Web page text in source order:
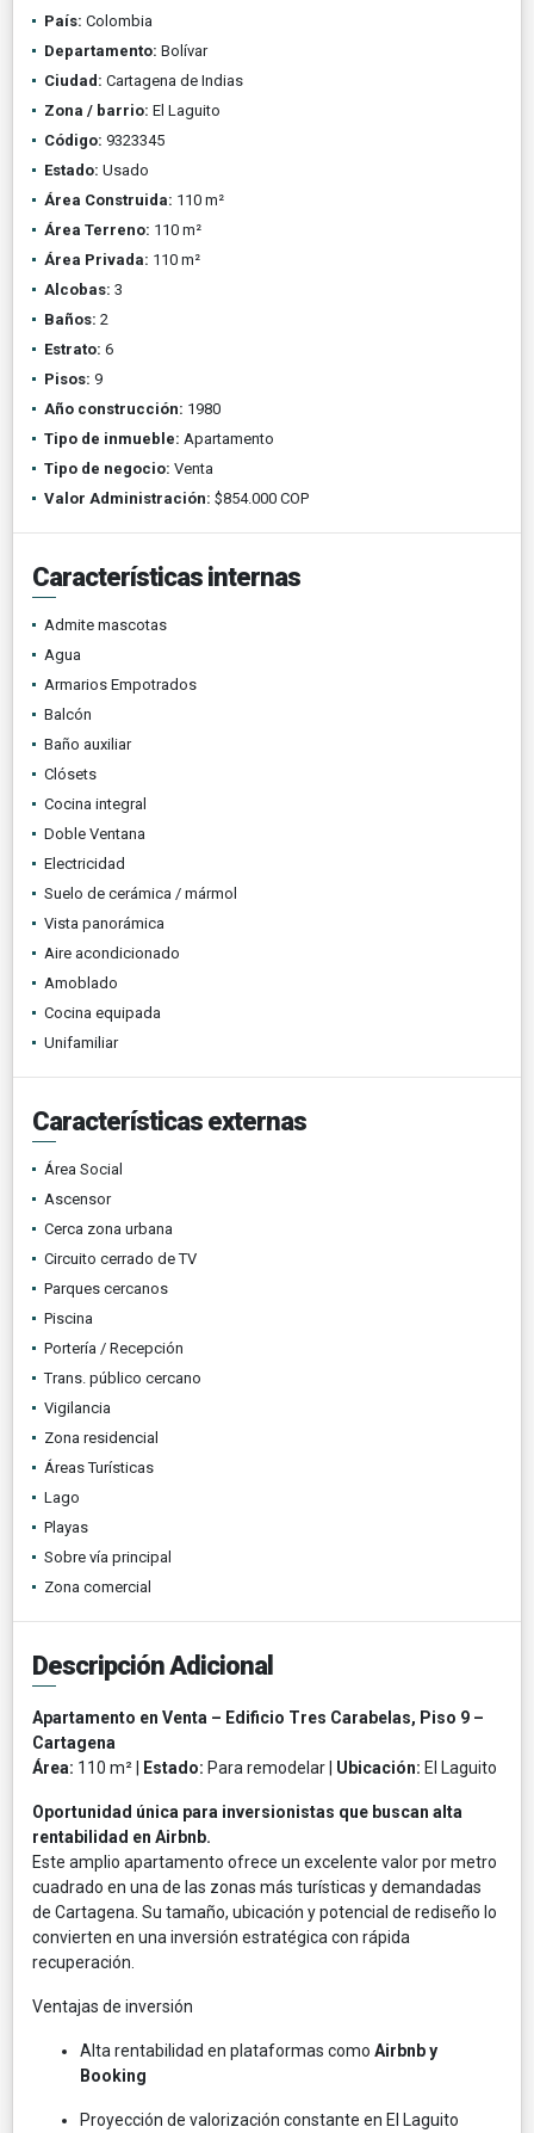
País: Colombia
Departamento: Bolívar
Ciudad: Cartagena de Indias
Zona / barrio: El Laguito
Código: 9323345
Estado: Usado
Área Construida: 110 m²
Área Terreno: 110 m²
Área Privada: 110 m²
Alcobas: 3
Baños: 2
Estrato: 6
Pisos: 9
Año construcción: 1980
Tipo de inmueble: Apartamento
Tipo de negocio: Venta
Valor Administración: $854.000 COP
Características internas
Admite mascotas
Agua
Armarios Empotrados
Balcón
Baño auxiliar
Clósets
Cocina integral
Doble Ventana
Electricidad
Suelo de cerámica / mármol
Vista panorámica
Aire acondicionado
Amoblado
Cocina equipada
Unifamiliar
Características externas
Área Social
Ascensor
Cerca zona urbana
Circuito cerrado de TV
Parques cercanos
Piscina
Portería / Recepción
Trans. público cercano
Vigilancia
Zona residencial
Áreas Turísticas
Lago
Playas
Sobre vía principal
Zona comercial
Descripción Adicional
Apartamento en Venta – Edificio Tres Carabelas, Piso 9 –
Cartagena
Área: 110 m² | Estado: Para remodelar | Ubicación: El Laguito
Oportunidad única para inversionistas que buscan alta
rentabilidad en Airbnb.
Este amplio apartamento ofrece un excelente valor por metro
cuadrado en una de las zonas más turísticas y demandadas
de Cartagena. Su tamaño, ubicación y potencial de rediseño lo
convierten en una inversión estratégica con rápida
recuperación.
Ventajas de inversión
Alta rentabilidad en plataformas como Airbnb y
Booking
Proyección de valorización constante en El Laguito